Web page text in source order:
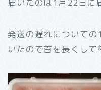
発送の遅れについて
いたので首を長くして